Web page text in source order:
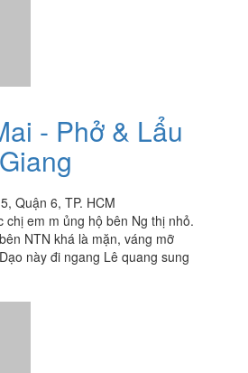
chị em m ủng hộ bên Ng thị nhỏ.
này đi ngang Lê quang sung